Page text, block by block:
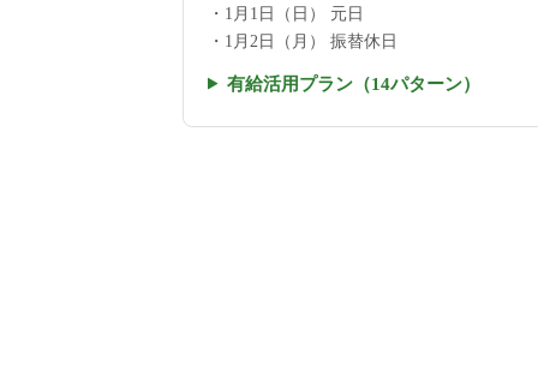
1月1日（日） 元日
1月2日（月） 振替休日
有給活用プラン（14パターン）